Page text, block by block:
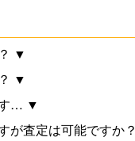
▼
▼
す… ▼
が査定は可能ですか